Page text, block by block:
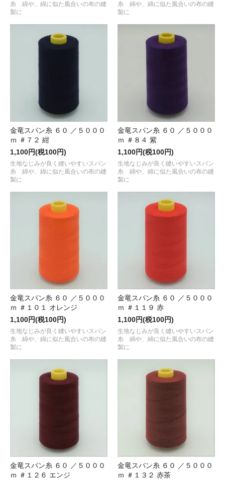
糸 綿や、綿に似た風合いの布の縫
製に
糸 綿や、綿に似た風合いの布の縫
製に
金竜スパン糸 ６０ ／５０００
ｍ ＃７２ 紺
1,100円(税100円)
生地なじみが良く縫いやすいスパン
糸 綿や、綿に似た風合いの布の縫
製に
金竜スパン糸 ６０ ／５０００
ｍ ＃８４ 紫
1,100円(税100円)
生地なじみが良く縫いやすいスパン
糸 綿や、綿に似た風合いの布の縫
製に
金竜スパン糸 ６０ ／５０００
ｍ ＃１０１ オレンジ
1,100円(税100円)
生地なじみが良く縫いやすいスパン
糸 綿や、綿に似た風合いの布の縫
製に
金竜スパン糸 ６０ ／５０００
ｍ ＃１１９ 赤
1,100円(税100円)
生地なじみが良く縫いやすいスパン
糸 綿や、綿に似た風合いの布の縫
製に
金竜スパン糸 ６０ ／５０００
ｍ ＃１２６ エンジ
金竜スパン糸 ６０ ／５０００
ｍ ＃１３２ 赤茶